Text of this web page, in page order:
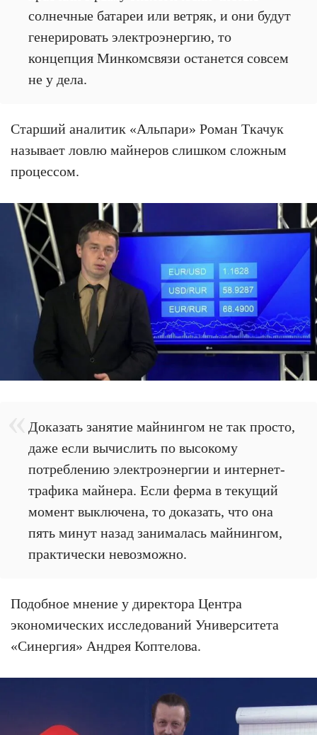
солнечные батареи или ветряк, и они будут
генерировать электроэнергию, то
концепция Минкомсвязи останется совсем
не у дела.
Старший аналитик «Альпари» Роман Ткачук
называет ловлю майнеров слишком сложным
процессом.
Доказать занятие майнингом не так просто,
даже если вычислить по высокому
потреблению электроэнергии и интернет-
трафика майнера. Если ферма в текущий
момент выключена, то доказать, что она
пять минут назад занималась майнингом,
практически невозможно.
Подобное мнение у директора Центра
экономических исследований Университета
«Синергия» Андрея Коптелова.